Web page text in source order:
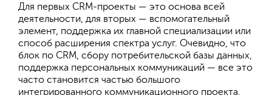
Для первых CRM-проекты — это основа всей
деятельности, для вторых — вспомогательный
элемент, поддержка их главной специализации или
способ расширения спектра услуг. Очевидно, что
блок по CRM, сбору потребительской базы данных,
поддержка персональных коммуникаций — все это
часто становится частью большого
интегрированного коммуникационного проекта.